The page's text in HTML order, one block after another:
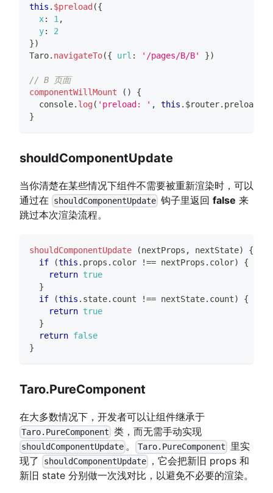
this . $preload ({
x: 1 ,
y:
2
})
Taro. navigateTo({ url : '/pages/B/B' })
// B 页面
componentWillMount
( )
{
console. log( 'preload: ' , this . $router. preload
}
shouldComponentUpdate
当你清楚在某些情况下组件不需要被重新渲染时，可以
通过在
shouldComponentUpdate 钩子里返回false 来
跳过本次渲染流程。
shouldComponentUpdate (nextProps , nextState)
{
if
(this . props . color !== nextProps . color)
{
return true
}
if
(this . state. count !== nextState. count)
{
return true
}
return false
}
Taro.PureComponent
在大多数情况下，开发者可以让组件继承于
Taro.PureComponent 类，而无需手动实现
shouldComponentUpdate 。 Taro.PureComponent 里实
现了
shouldComponentUpdate
，它会把新旧 props 和
新旧 state 分别做一次浅对比，以避免不必要的渲染。